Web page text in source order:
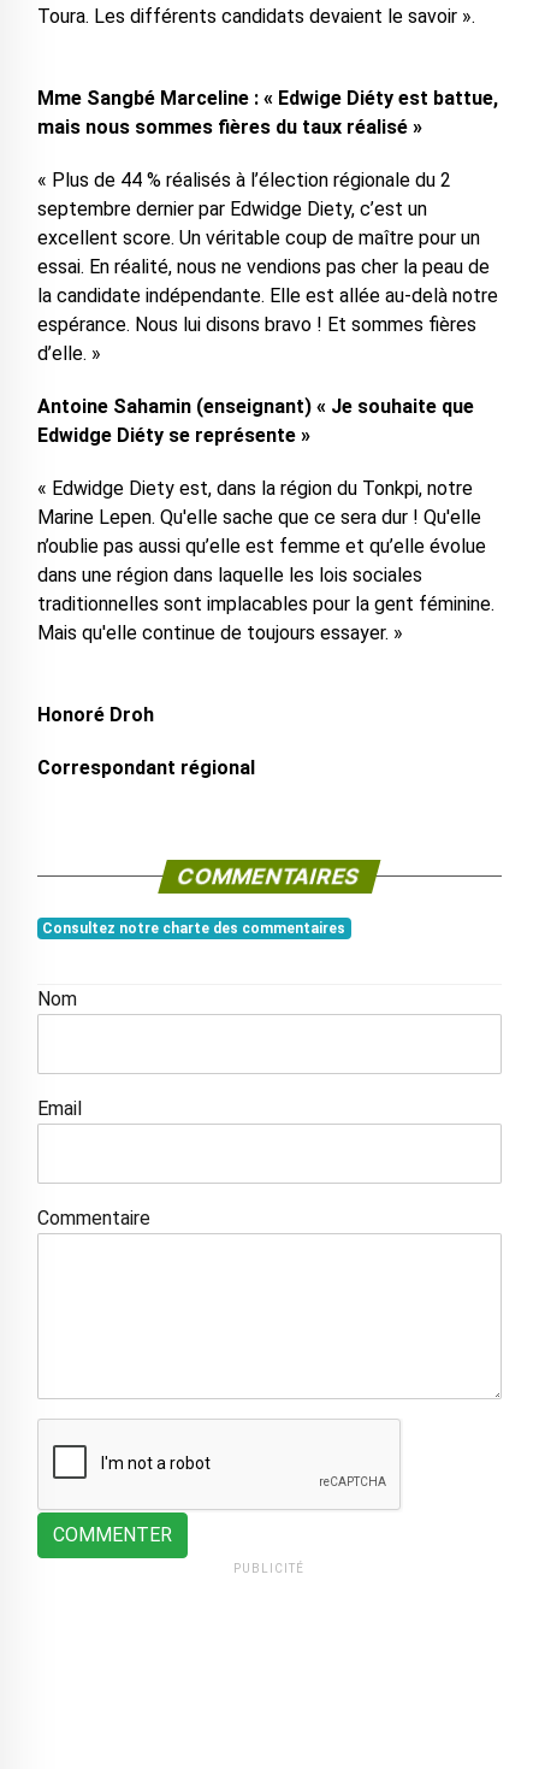
Toura. Les différents candidats devaient le savoir ».
Mme Sangbé Marceline : « Edwige Diéty est battue,
mais nous sommes fières du taux réalisé »
« Plus de 44 % réalisés à l’élection régionale du 2
septembre dernier par Edwidge Diety, c’est un
excellent score. Un véritable coup de maître pour un
essai. En réalité, nous ne vendions pas cher la peau de
la candidate indépendante. Elle est allée au-delà notre
espérance. Nous lui disons bravo ! Et sommes fières
d’elle. »
Antoine Sahamin (enseignant) « Je souhaite que
Edwidge Diéty se représente »
« Edwidge Diety est, dans la région du Tonkpi, notre
Marine Lepen. Qu'elle sache que ce sera dur ! Qu'elle
n’oublie pas aussi qu’elle est femme et qu’elle évolue
dans une région dans laquelle les lois sociales
traditionnelles sont implacables pour la gent féminine.
Mais qu'elle continue de toujours essayer. »
Honoré Droh
Correspondant régional
COMMENTAIRES
Consultez notre charte des commentaires
Nom
Email
Commentaire
COMMENTER
PUBLICITÉ